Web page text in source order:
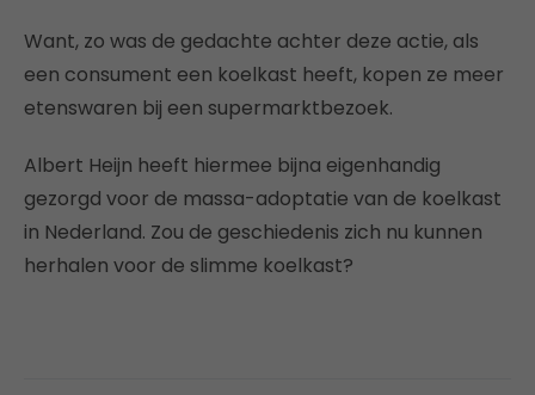
Want, zo was de gedachte achter deze actie, als
een consument een koelkast heeft, kopen ze meer
etenswaren bij een supermarktbezoek.
Albert Heijn heeft hiermee bijna eigenhandig
gezorgd voor de massa-adoptatie van de koelkast
in Nederland. Zou de geschiedenis zich nu kunnen
herhalen voor de slimme koelkast?